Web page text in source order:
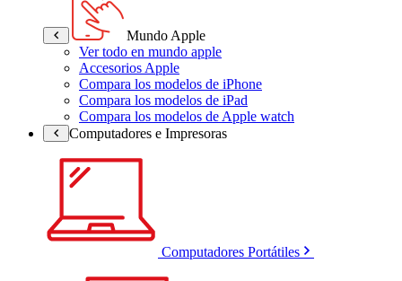
Mundo Apple
Ver todo en mundo apple
Accesorios Apple
Compara los modelos de iPhone
Compara los modelos de iPad
Compara los modelos de Apple watch
Computadores e Impresoras
Computadores Portátiles